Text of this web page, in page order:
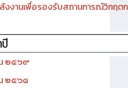
งงานเพื่อรองรับสถานการณ์วิกฤ
๒๕๖๙
๒๕๖๘